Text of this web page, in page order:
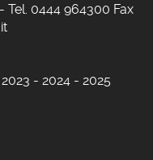
Tel. 0444 964300 Fax
2023 - 2024 - 2025